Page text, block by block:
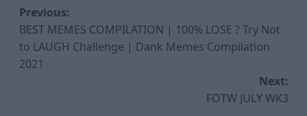
Post
navigation
Previous:
BEST MEMES COMPILATION | 100% LOSE ? Try Not
to LAUGH Challenge | Dank Memes Compilation
2021
Next:
FOTW JULY WK3